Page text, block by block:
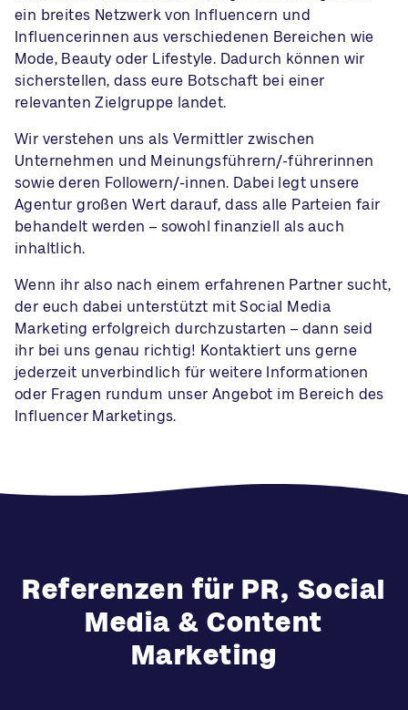
ein breites Netzwerk von Influencern und
Influencerinnen aus verschiedenen Bereichen wie
Mode, Beauty oder Lifestyle. Dadurch können wir
sicherstellen, dass eure Botschaft bei einer
relevanten Zielgruppe landet.
Wir verstehen uns als Vermittler zwischen
Unternehmen und Meinungsführern/-führerinnen
sowie deren Followern/-innen. Dabei legt unsere
Agentur großen Wert darauf, dass alle Parteien fair
behandelt werden – sowohl finanziell als auch
inhaltlich.
Wenn ihr also nach einem erfahrenen Partner sucht,
der euch dabei unterstützt mit Social Media
Marketing erfolgreich durchzustarten – dann seid
ihr bei uns genau richtig! Kontaktiert uns gerne
jederzeit unverbindlich für weitere Informationen
oder Fragen rundum unser Angebot im Bereich des
Influencer Marketings.
Referenzen für PR, Social
Media & Content
Marketing